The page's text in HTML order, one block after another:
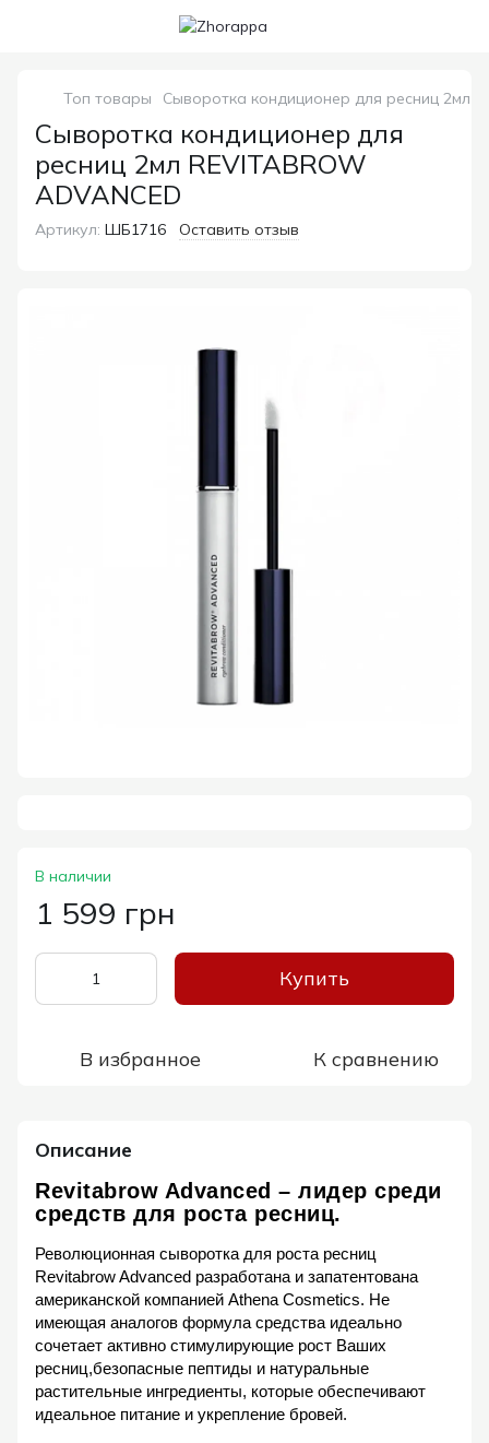
Топ товары Сыворотка кондиционер для ресниц 2мл
Сыворотка кондиционер для
ресниц 2мл REVITABROW
ADVANCED
Артикул: ШБ1716 Оставить отзыв
В наличии
1 599 грн
Купить
В избранное К сравнению
Описание
Revitabrow Advanced – лидер среди
средств для роста ресниц.
Революционная сыворотка для роста ресниц
Revitabrow Advanced разработана и запатентована
американской компанией Аthena Сosmetics. Не
имеющая аналогов формула средства идеально
сочетает активно стимулирующие рост Ваших
ресниц,безопасные пептиды и натуральные
растительные ингредиенты, которые обеспечивают
идеальное питание и укрепление бровей.